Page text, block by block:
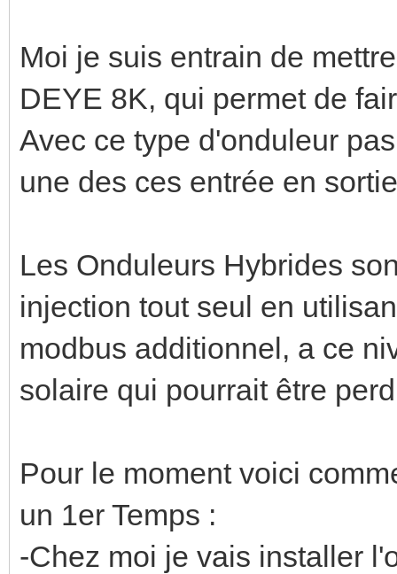
Moi je suis entrain de
DEYE 8K, qui permet de
Avec ce type d'onduleur
une des ces entrée en
Les Onduleurs Hybrides
injection tout seul en
modbus additionnel, a ce
solaire qui pourrait être
Pour le moment voici
un 1er Temps :
-Chez moi je vais installer